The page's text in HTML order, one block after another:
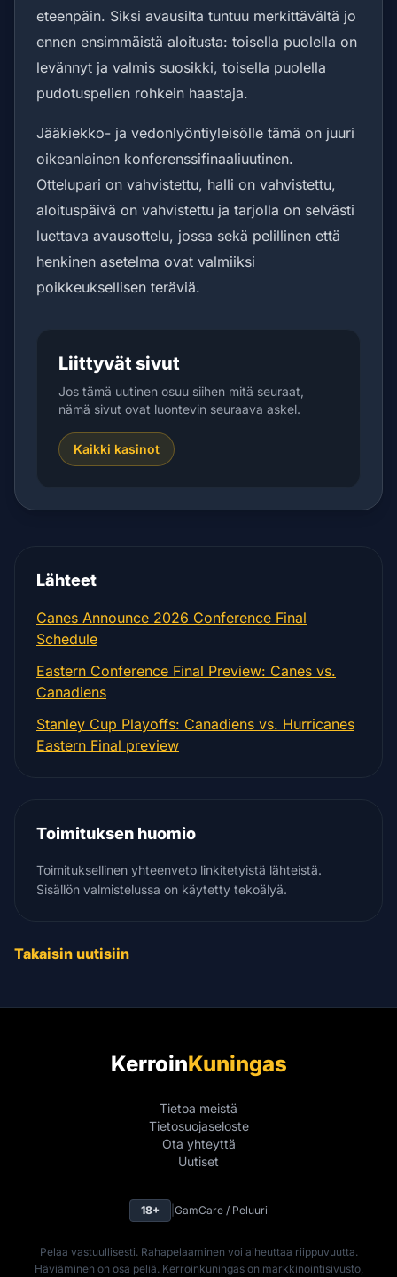
eteenpäin. Siksi avausilta tuntuu merkittävältä jo
ennen ensimmäistä aloitusta: toisella puolella on
levännyt ja valmis suosikki, toisella puolella
pudotuspelien rohkein haastaja.
Jääkiekko- ja vedonlyöntiyleisölle tämä on juuri
oikeanlainen konferenssifinaaliuutinen.
Ottelupari on vahvistettu, halli on vahvistettu,
aloituspäivä on vahvistettu ja tarjolla on selvästi
luettava avausottelu, jossa sekä pelillinen että
henkinen asetelma ovat valmiiksi
poikkeuksellisen teräviä.
Liittyvät sivut
Jos tämä uutinen osuu siihen mitä seuraat,
nämä sivut ovat luontevin seuraava askel.
Kaikki kasinot
Lähteet
Canes Announce 2026 Conference Final
Schedule
Eastern Conference Final Preview: Canes vs.
Canadiens
Stanley Cup Playoffs: Canadiens vs. Hurricanes
Eastern Final preview
Toimituksen huomio
Toimituksellinen yhteenveto linkitetyistä lähteistä.
Sisällön valmistelussa on käytetty tekoälyä.
Takaisin uutisiin
KerroinKuningas
Tietoa meistä
Tietosuojaseloste
Ota yhteyttä
Uutiset
18+ GamCare / Peluuri
Pelaa vastuullisesti. Rahapelaaminen voi aiheuttaa riippuvuutta.
Häviäminen on osa peliä. Kerroinkuningas on markkinointisivusto,